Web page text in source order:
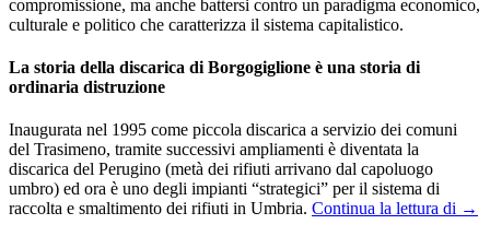
compromissione, ma anche battersi contro un paradigma economico,
culturale e politico che caratterizza il sistema capitalistico.
La storia della discarica di Borgogiglione è una storia di
ordinaria distruzione
Inaugurata nel 1995 come piccola discarica a servizio dei comuni
del Trasimeno, tramite successivi ampliamenti è diventata la
discarica del Perugino (metà dei rifiuti arrivano dal capoluogo
umbro) ed ora è uno degli impianti “strategici” per il sistema di
raccolta e smaltimento dei rifiuti in Umbria. Continua la lettura di →